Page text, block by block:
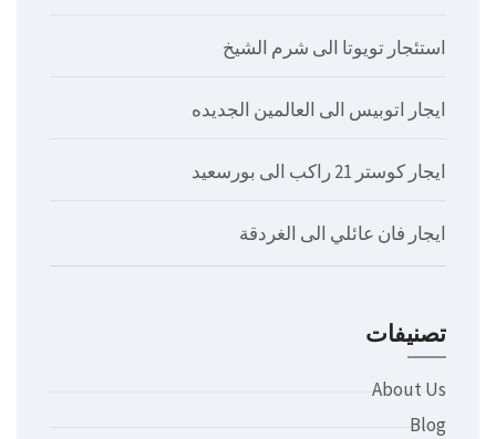
استئجار تويوتا الى شرم الشيخ
ايجار اتوبيس الى العالمين الجديده
ايجار كوستر 21 راكب الى بورسعيد
ايجار فان عائلي الى الغردقة
تصنيفات
About Us
Blog